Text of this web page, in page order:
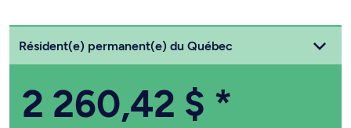
Choisissez votre statut
Résident(e) permanent(e) du Québec
2 260,42 $ *